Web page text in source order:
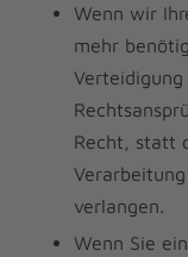
Wenn wir
mehr
Recht, statt
verlangen.
Wenn Sie